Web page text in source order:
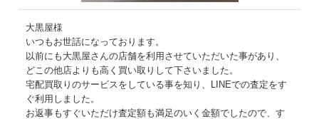
大黒屋様
いつもお世話になっております。
以前にも大黒屋さんの店舗を利用させていただいた事があり、
どこの他店よりも高く買い取りして下さいました。
宅配買取りのサービスをしている事を知り、LINEでの査定をす
ぐ利用しました。
お返事もすぐいただけ査定額も満足のいく金額でしたので、す